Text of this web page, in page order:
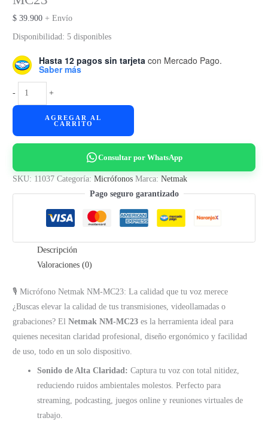
$ 39.900 + Envío
Disponibilidad: 5 disponibles
Hasta 12 pagos sin tarjeta con Mercado Pago.
Saber más
-
Micrófono
Inalámbrico
cantidad
+
AGREGAR AL
CARRITO
Consultar por WhatsApp
SKU: 11037 Categoría:Micrófonos Marca:Netmak
Pago seguro garantizado
Descripción
Valoraciones (0)
🎙️ Micrófono Netmak NM-MC23: La calidad que tu voz merece
¿Buscas elevar la calidad de tus transmisiones, videollamadas o
grabaciones? ElNetmak NM-MC23 es la herramienta ideal para
quienes necesitan claridad profesional, diseño ergonómico y facilidad
de uso, todo en un solo dispositivo.
Sonido de Alta Claridad: Captura tu voz con total nitidez,
reduciendo ruidos ambientales molestos. Perfecto para
streaming, podcasting, juegos online y reuniones virtuales de
trabajo.